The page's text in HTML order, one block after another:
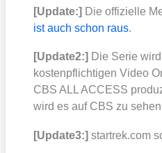
[Update:] Die offi­zi­el­le
ist auch schon raus.
[Update2:] Die Serie
kos­ten­pflich­ti­gen Video
CBS ALL ACCESS
wird es auf CBS zu
[Update3:] start​rek​.com